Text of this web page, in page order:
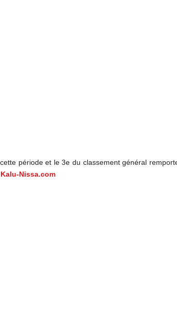
période et le 3e du classement général
Kalu-Nissa.com